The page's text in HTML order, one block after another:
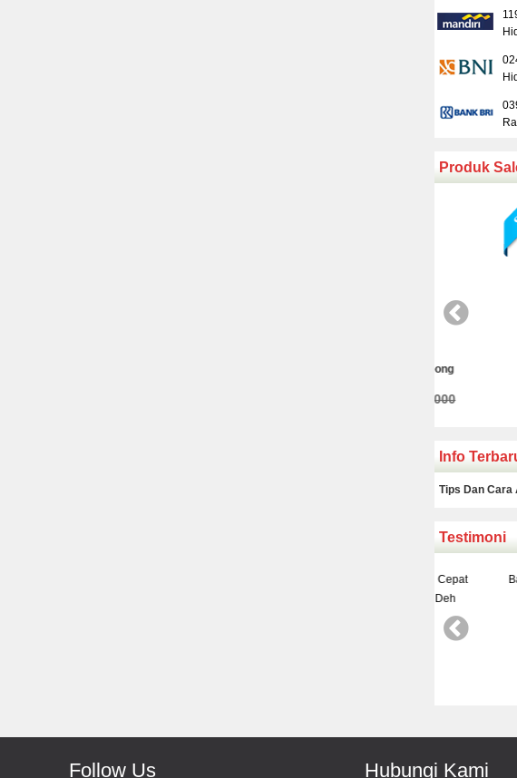
Produk
Info
Tips Dan Cara
Testimoni
Barang Dan
Top
Follow Us Hubungi Kami